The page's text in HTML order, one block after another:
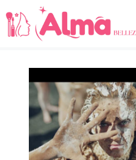
Saltar
al
contenido